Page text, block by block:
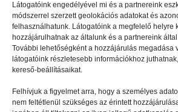
Látogatóink engedélyével mi és a partnereink
módszerrel szerzett geolokációs adatokat és
felhasználhatunk. Látogatóink a megfelelő helyre
hozzájárulhatnak az általunk és a partnereink
További lehetőségként a hozzájárulás megadása
látogatóink részletesebb információkhoz
kereső-beállításaikat.
Felhívjuk a figyelmet arra, hogy a személyes
nem feltétlenül szükséges az érintett